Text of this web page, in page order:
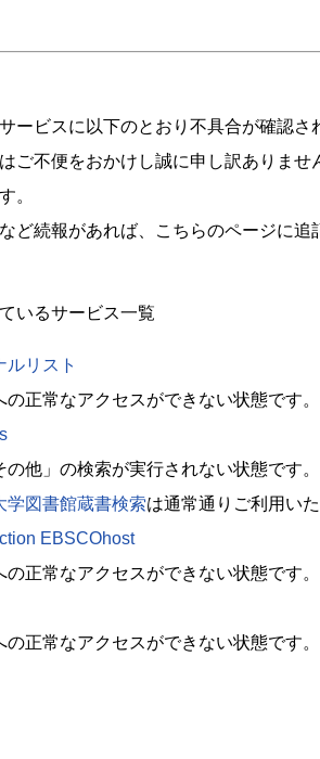
ービスに以下のとおり不具合が確認さ
ご不便をおかけし誠に申し訳ありま
。
ど続報があれば、こちらのページに追
いるサービス一覧
ルリスト
の正常なアクセスができない状態です。
の他」の検索が実行されない状態です
学図書館蔵書検索は通常通りご利用いた
EBSCOhost
の正常なアクセスができない状態です。
の正常なアクセスができない状態です。